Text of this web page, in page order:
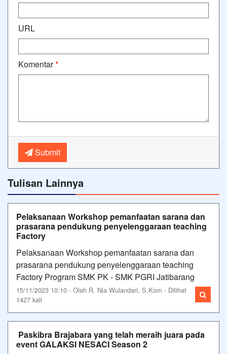
URL
Komentar*
Submit
Tulisan Lainnya
Pelaksanaan Workshop pemanfaatan sarana dan
prasarana pendukung penyelenggaraan teaching
Factory
Pelaksanaan Workshop pemanfaatan sarana dan
prasarana pendukung penyelenggaraan teaching
Factory Program SMK PK - SMK PGRI Jatibarang
15/11/2023 10:10 - Oleh R. Nia Wulandari, S.Kom - Dilihat
1427 kali
Paskibra Brajabara yang telah meraih juara pada
event GALAKSI NESACI Season 2